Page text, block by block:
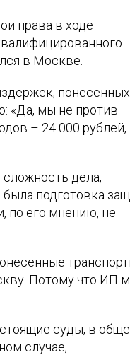
права в ходе
в Москве.
«Да, мы не против
– 24 000 рублей,
сложность дела,
была подготовка
по его мнению, не
Потому что ИП
суды, в
случае,